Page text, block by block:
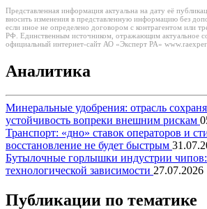
Представленная информация актуальна на дату её
вносить изменения в представленную информацию без
если иное не определено договором с контрагентом или
РФ. Единственным источником, отражающим актуальное
официальный интернет-сайт АО «Эксперт РА»
Аналитика
Минеральные удобрения: отрасль
устойчивость вопреки внешним рискам
Транспорт: «дно» ставок операторов и
восстановление не будет быстрым
Бутылочные горлышки индустрии
технологической зависимости 27.07.2026
Публикации по тематике